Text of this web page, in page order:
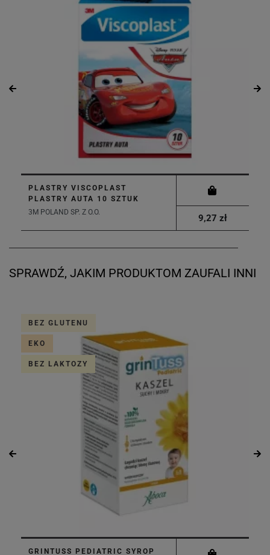
PLASTRY VISCOPLAST
PLASTRY AUTA 10 SZTUK
3M POLAND SP. Z O.O.
9,27 zł
SPRAWDŹ, JAKIM PRODUKTOM ZAUFALI INNI
BEZ GLUTENU
EKO
BEZ LAKTOZY
GRINTUSS PEDIATRIC SYROP